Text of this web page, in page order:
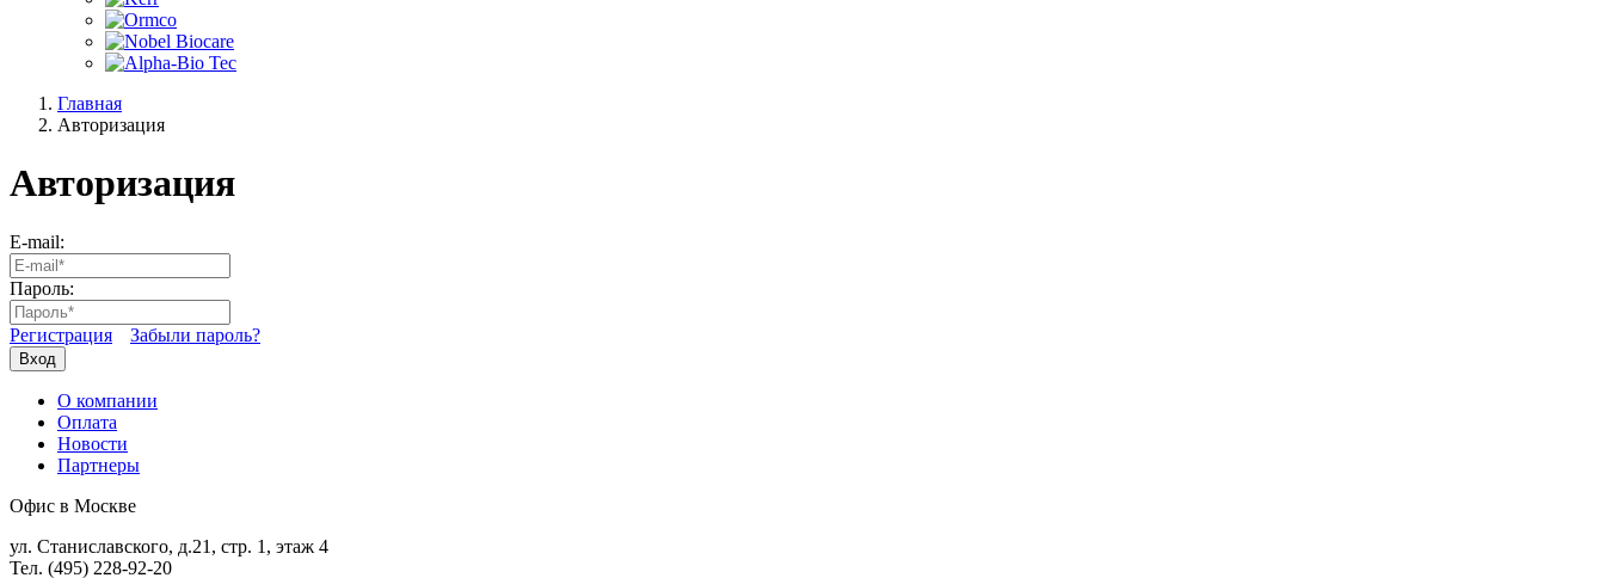
Главная
Авторизация
Авторизация
E-mail:
Пароль:
Регистрация Забыли пароль?
Вход
О компании
Оплата
Новости
Партнеры
Офис в Москве
ул. Станиславского, д.21, стр. 1, этаж 4
Тел. (495) 228-92-20